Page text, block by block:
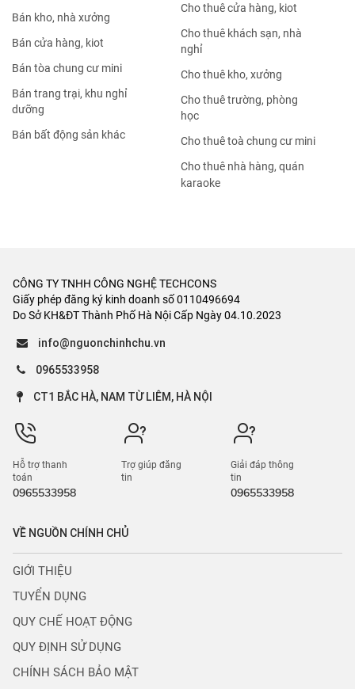
Bán kho, nhà xưởng
Bán cửa hàng, kiot
Bán tòa chung cư mini
Bán trang trại, khu nghỉ
dưỡng
Bán bất động sản khác
Cho thuê cửa hàng, kiot
Cho thuê khách sạn, nhà
nghỉ
Cho thuê kho, xưởng
Cho thuê trường, phòng
học
Cho thuê toà chung cư mini
Cho thuê nhà hàng, quán
karaoke
CÔNG TY TNHH CÔNG NGHỆ TECHCONS
Giấy phép đăng ký kinh doanh số 0110496694
Do Sở KH&ĐT Thành Phố Hà Nội Cấp Ngày 04.10.2023
info@nguonchinhchu.vn
0965533958
CT1 BẮC HÀ, NAM TỪ LIÊM, HÀ NỘI
Hỗ trợ thanh
toán
0965533958
Trợ giúp đăng
tin
Giải đáp thông
tin
0965533958
VỀ NGUỒN CHÍNH CHỦ
GIỚI THIỆU
TUYỂN DỤNG
QUY CHẾ HOẠT ĐỘNG
QUY ĐỊNH SỬ DỤNG
CHÍNH SÁCH BẢO MẬT